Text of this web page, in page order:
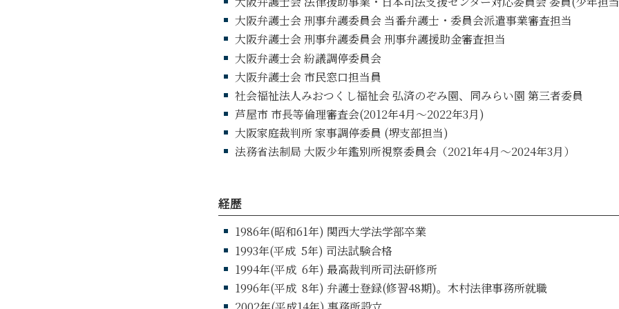
大阪弁護士会 刑事弁護委員会 当番弁護士・委員会派遣事業審査担当
大阪弁護士会 刑事弁護委員会 刑事弁護援助金審査担当
大阪弁護士会 紛議調停委員会
大阪弁護士会 市民窓口担当員
社会福祉法人みおつくし福祉会 弘済のぞみ園、同みらい園 第三者委員
芦屋市 市長等倫理審査会(2012年4月～2022年3月)
大阪家庭裁判所 家事調停委員 (堺支部担当)
法務省法制局 大阪少年鑑別所視察委員会（2021年4月～2024年3月）
経歴
1986年(昭和61年) 関西大学法学部卒業
1993年(平成 5年) 司法試験合格
1994年(平成 6年) 最高裁判所司法研修所
1996年(平成 8年) 弁護士登録(修習48期)。木村法律事務所就職